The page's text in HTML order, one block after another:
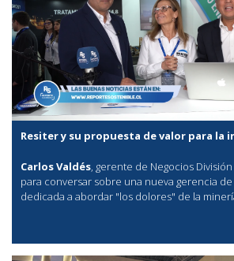
Resiter y su propuesta de valor para la
Carlos Valdés, gerente de Negocios
para conversar sobre una nueva gerencia
dedicada a abordar "los dolores" de la